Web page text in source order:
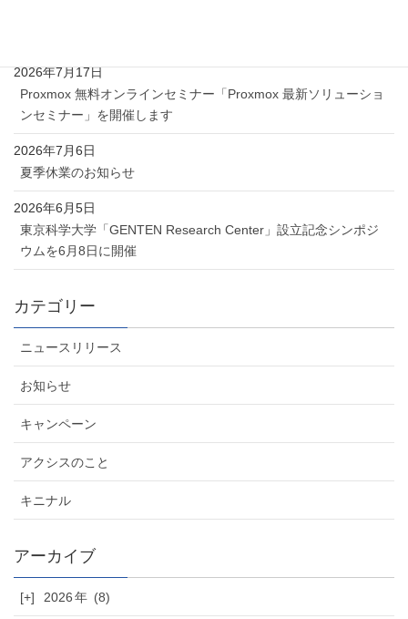
Proxmox 無料オンラインセミナー「Proxmox 最新ソリューショ
ンセミナー」を開催します
2026年7月17日
夏季休業のお知らせ
2026年7月6日
東京科学大学「GENTEN Research Center」設立記念シンポジ
ウムを6月8日に開催
2026年6月5日
カテゴリー
ニュースリリース
お知らせ
キャンペーン
アクシスのこと
キニナル
[+] 2026 (8)